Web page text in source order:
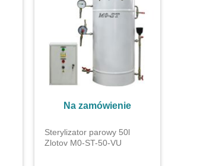
Na zamówienie
Sterylizator parowy 50l
Zlotov М0-ST-50-VU